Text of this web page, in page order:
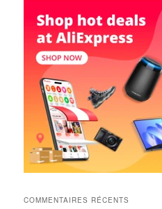
COMMENTAIRES RÉCENTS